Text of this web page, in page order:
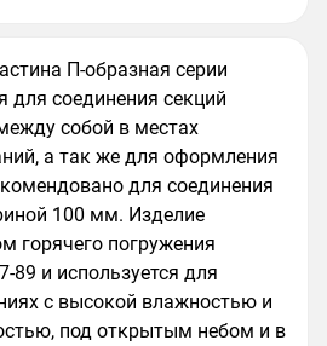
П-образная серии
для соединения секций
собой в местах
а так же для оформления
для соединения
100 мм. Изделие
горячего погружения
89 и используется для
с высокой влажностью и
под открытым небом и в